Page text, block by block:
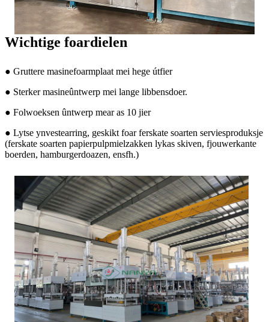
Wichtige foardielen
● Gruttere masinefoarmplaat mei hege útfier
● Sterker masineûntwerp mei lange libbensdoer.
● Folwoeksen ûntwerp mear as 10 jier
● Lytse ynvestearring, geskikt foar ferskate soarten serviesproduksje
(ferskate soarten papierpulpmielzakken lykas skiven, fjouwerkante
boerden, hamburgerdoazen, ensfh.)